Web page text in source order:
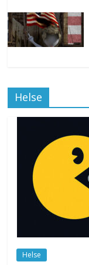
Helse
Helse